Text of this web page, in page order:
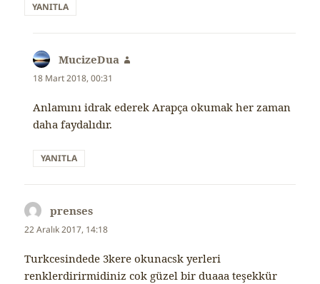
YANITLA
MucizeDua
18 Mart 2018, 00:31
Anlamını idrak ederek Arapça okumak her zaman
daha faydalıdır.
YANITLA
prenses
ki:
22 Aralık 2017, 14:18
Turkcesindede 3kere okunacsk yerleri
renklerdirirmidiniz cok güzel bir duaaa teşekkür